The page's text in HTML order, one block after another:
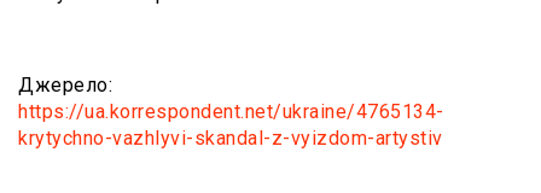
Джерело:
https://ua.korrespondent.net/ukraine/4765134-
krytychno-vazhlyvi-skandal-z-vyizdom-artystiv